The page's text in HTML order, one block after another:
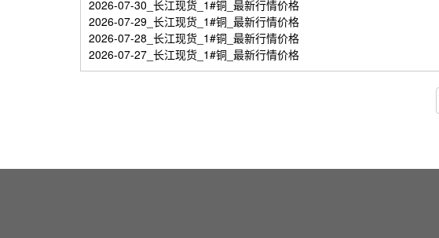
2026-07-30_长江现货_1#铜_最新行情价格
2026-07-29_长江现货_1#铜_最新行情价格
2026-07-28_长江现货_1#铜_最新行情价格
2026-07-27_长江现货_1#铜_最新行情价格